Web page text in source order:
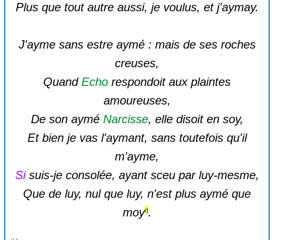
Plus que tout autre aussi, je voulus, et j'aymay.
J'ayme sans estre aymé : mais de ses roches
creuses,
Quand Echo respondoit aux plaintes
amoureuses,
De son aymé Narcisse, elle disoit en soy,
Et bien je vas l'aymant, sans toutefois qu'il
m'ayme,
Sisuis-je consolée, ayant sceu par luy-mesme,
Que de luy, nul que luy, n'est plus aymé que
moyη.